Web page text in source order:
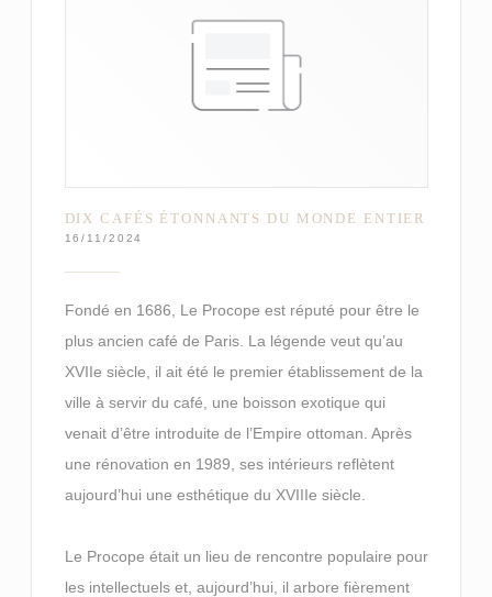
DIX CAFÉS ÉTONNANTS DU MONDE ENTIER
16/11/2024
Fondé en 1686, Le Procope est réputé pour être le
plus ancien café de Paris. La légende veut qu’au
XVIIe siècle, il ait été le premier établissement de la
ville à servir du café, une boisson exotique qui
venait d’être introduite de l’Empire ottoman. Après
une rénovation en 1989, ses intérieurs reflètent
aujourd’hui une esthétique du XVIIIe siècle.
Le Procope était un lieu de rencontre populaire pour
les intellectuels et, aujourd’hui, il arbore fièrement